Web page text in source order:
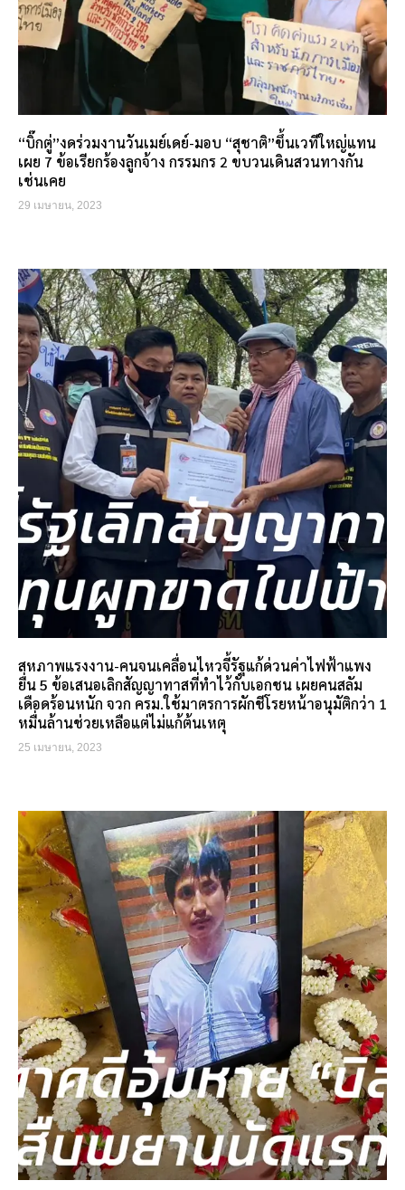
“บิ๊กตู่”งดร่วมงานวันเมย์เดย์-มอบ “สุชาติ”ขึ้นเวทีใหญ่แทน
เผย 7 ข้อเรียกร้องลูกจ้าง กรรมกร 2 ขบวนเดินสวนทางกัน
เช่นเคย
29 เมษายน, 2023
สหภาพแรงงาน-คนจนเคลื่อนไหวจี้รัฐแก้ด่วนค่าไฟฟ้าแพง
ยื่น 5 ข้อเสนอเลิกสัญญาทาสที่ทำไว้กับเอกชน เผยคนสลัม
เดือดร้อนหนัก จวก ครม.ใช้มาตรการผักชีโรยหน้าอนุมัติกว่า 1
หมื่นล้านช่วยเหลือแต่ไม่แก้ต้นเหตุ
25 เมษายน, 2023